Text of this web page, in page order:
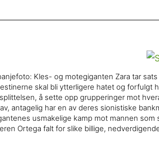
Kles- og motegiganten Zara tar
skal bli ytterligere hatet og forfulgt
å sette opp grupperinger mot
antagelig har en av deres sionistiske
usmakelige kamp mot mannen
Ortega falt for slike billige,